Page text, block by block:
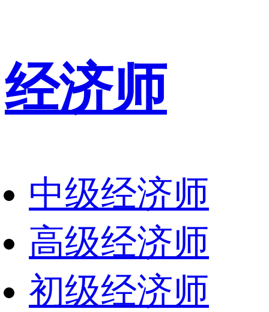
经济师
中级经济师
高级经济师
初级经济师